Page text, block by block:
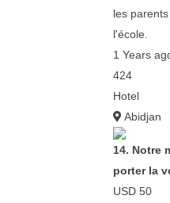
les
l'école.
1 Years
424
Hotel
Abidjan
14. Notre
porter la
USD 50